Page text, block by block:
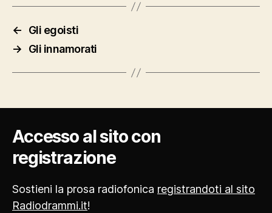
←
Gli egoisti
→
Gli innamorati
Accesso al sito con
registrazione
Sostieni la prosa radiofonica registrandoti al sito
Radiodrammi.it!